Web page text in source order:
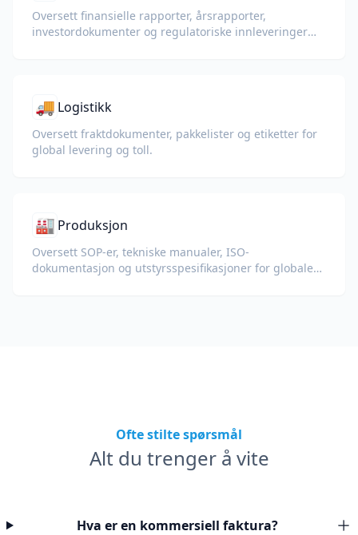
Oversett finansielle rapporter, årsrapporter,
investordokumenter og regulatoriske innleveringer
🚚 Logistikk
Oversett fraktdokumenter, pakkelister og etiketter for
global levering og toll.
🏭 Produksjon
Oversett SOP-er, tekniske manualer, ISO-
dokumentasjon og utstyrsspesifikasjoner for globale
Ofte stilte spørsmål
Alt du trenger å vite
Hva er en kommersiell faktura?